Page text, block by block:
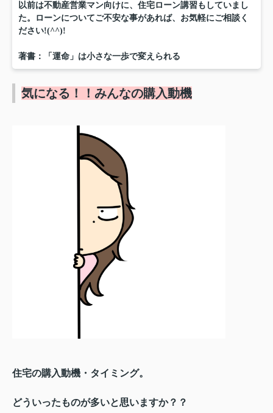
以前は不動産営業マン向けに、住宅ローン講習もしていまし
た。ローンについてご不安な事があれば、お気軽にご相談く
ださい!(^^)!
著書：「運命」は小さな一歩で変えられる
気になる ！！みんなの購入動機
住宅の購入動機・タイミング。
どういったものが多いと思いますか？？